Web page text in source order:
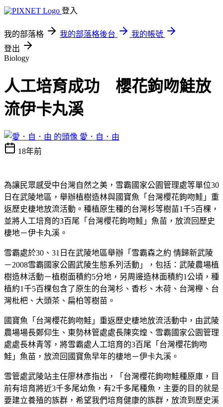
登入
我的部落格 我的部落格後台
我的帳號
登出
Biology
人工培育成功 櫻花鉤吻鮭放
流伊卡丸溪
愛．自．由
18年前
為讓民眾感受中台灣自然之美，雪霸國家公園管理處等單位30
日在武陵地區，舉辦植樹造林與國寶魚「台灣櫻花鉤吻鮭」重
返歷史棲地放流活動。種植原生種的台灣杉等樹苗1千5百棵，
並將人工培育的3百尾「台灣櫻花鉤吻鮭」魚苗，放流回歷史
棲地－伊卡丸溪。
雪霸處於30、31日在武陵地區舉辦「雪霸森之約 情歸新武陵
－2008雪霸國家公園武陵生態系列活動」，包括：武陵農場植
樹造林活動－植樹面積約5分地，另周邊造林面積約1公頃，種
植約1千5百棵包含了原生的台灣杉、香杉、木荷、台灣櫸、台
灣枇杷、大頭茶、扁柏等樹苗。
國寶魚「台灣櫻花鉤吻鮭」重返歷史棲地放流活動中，由武陵
農場場長鄭仰生、東勢林管處處長陳奕煌、雪霸國家公園管理
處處長林青等，將雪霸處人工培育的3百尾「台灣櫻花鉤吻
鮭」魚苗，放流回國寶魚早年的棲地－伊卡丸溪。
雪管處武陵站主任廖林彥指出，「台灣櫻花鉤吻鮭種原庫，目
前有培育將近3千多尾幼魚，有2千多尾種魚，主要的目的就是
要建立養殖的族群，希望我們培育健康的族群，放流到歷史溪